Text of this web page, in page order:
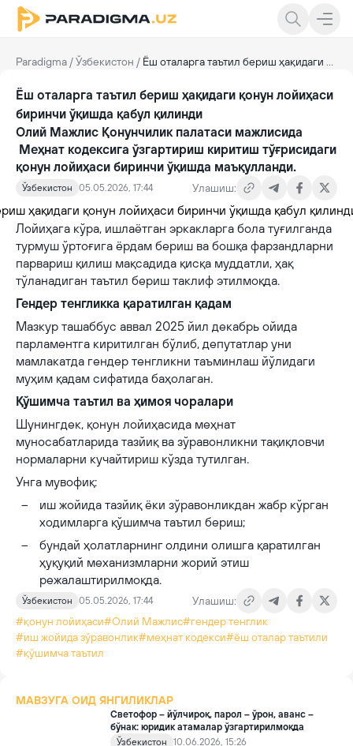
Paradigma /Ўзбекистон / Ёш оталарга таътил бериш ҳақидаги қонун лойиҳаси биринчи ўқишда қабул қилинди
Ёш оталарга таътил бериш ҳақидаги қонун лойиҳаси
биринчи ўқишда қабул қилинди
Олий Мажлис Қонунчилик палатаси мажлисида
Меҳнат кодексига ўзгартириш киритиш тўғрисидаги
қонун лойиҳаси биринчи ўқишда маъқулланди.
Ўзбекистон 05.05.2026, 17:44 Улашиш:
Лойиҳага кўра, ишлаётган эркакларга бола туғилганда
турмуш ўртоғига ёрдам бериш ва бошқа фарзандларни
парвариш қилиш мақсадида қисқа муддатли, ҳақ
тўланадиган таътил бериш таклиф этилмоқда.
Гендер тенгликка қаратилган қадам
Мазкур ташаббус аввал 2025 йил декабрь ойида
парламентга киритилган бўлиб, депутатлар уни
мамлакатда гендер тенгликни таъминлаш йўлидаги
муҳим қадам сифатида баҳолаган.
Қўшимча таътил ва ҳимоя чоралари
Шунингдек, қонун лойиҳасида меҳнат
муносабатларида тазйиқ ва зўравонликни тақиқловчи
нормаларни кучайтириш кўзда тутилган.
Унга мувофиқ:
иш жойида тазйиқ ёки зўравонликдан жабр кўрган
ходимларга қўшимча таътил бериш;
бундай ҳолатларнинг олдини олишга қаратилган
ҳуқуқий механизмларни жорий этиш
режалаштирилмоқда.
Ўзбекистон 05.05.2026, 17:44
Улашиш:
#қонун лойиҳаси#Олий Мажлис#гендер тенглик
#иш жойида зўравонлик#меҳнат кодекси#ёш оталар таътили
#қўшимча таътил
МАВЗУГА ОИД ЯНГИЛИКЛАР
Светофор – йўлчироқ, парол – ўрон, аванс –
бўнак: юридик атамалар ўзгартирилмоқда
Ўзбекистон
10.06.2026, 15:26